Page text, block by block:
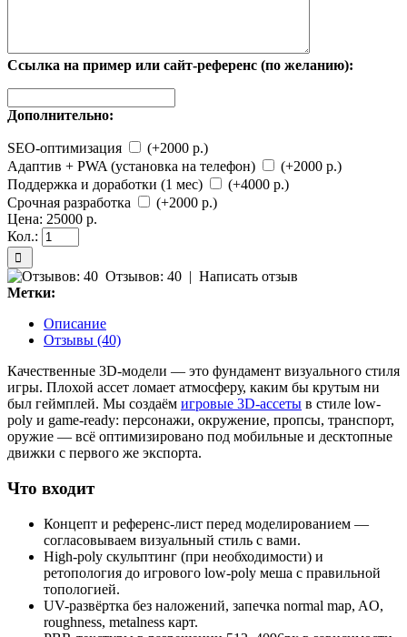
Ссылка на пример или сайт-референс (по желанию):
Дополнительно:
SEO-оптимизация
(+2000 р.)
Адаптив + PWA (установка на телефон)
(+2000 р.)
Поддержка и доработки (1 мес)
(+4000 р.)
Срочная разработка
(+2000 р.)
Цена: 25000 р.
Кол.:
Отзывов: 40 | Написать отзыв
Метки:
Описание
Отзывы (40)
Качественные 3D-модели — это фундамент визуального стиля
игры. Плохой ассет ломает атмосферу, каким бы крутым ни
был геймплей. Мы создаём игровые 3D-ассеты в стиле low-
poly и game-ready: персонажи, окружение, пропсы, транспорт,
оружие — всё оптимизировано под мобильные и десктопные
движки с первого же экспорта.
Что входит
Концепт и референс-лист перед моделированием —
согласовываем визуальный стиль с вами.
High-poly скульптинг (при необходимости) и
ретопология до игрового low-poly меша с правильной
топологией.
UV-развёртка без наложений, запечка normal map, AO,
roughness, metalness карт.